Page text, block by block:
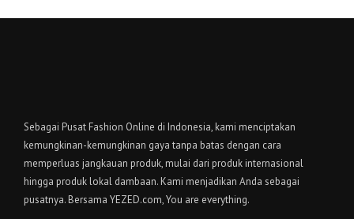
Sebagai Pusat Fashion Online di Indonesia, kami menciptakan
kemungkinan-kemungkinan gaya tanpa batas dengan cara
memperluas jangkauan produk, mulai dari produk internasional
hingga produk lokal dambaan. Kami menjadikan Anda sebagai
pusatnya. Bersama YEZED.com, You are everything.